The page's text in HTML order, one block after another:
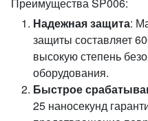
Надежная защита:
защиты составляет
высокую степень
оборудования.
Быстрое
25 наносекунд